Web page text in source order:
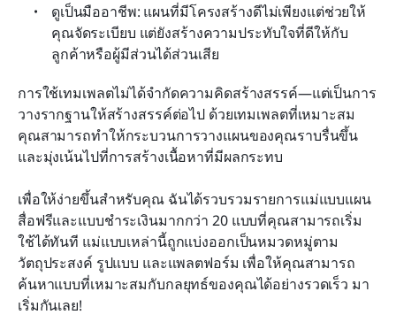
ดูเป็นมืออาชีพ: แผนที่มีโครงสร้างดีไม่เพียงแต่ช่วยให้
คุณจัดระเบียบ แต่ยังสร้างความประทับใจที่ดีให้กับ
ลูกค้าหรือผู้มีส่วนได้ส่วนเสีย
การใช้เทมเพลตไม่ได้จำกัดความคิดสร้างสรรค์—แต่เป็นการ
วางรากฐานให้สร้างสรรค์ต่อไป ด้วยเทมเพลตที่เหมาะสม
คุณสามารถทำให้กระบวนการวางแผนของคุณราบรื่นขึ้น
และมุ่งเน้นไปที่การสร้างเนื้อหาที่มีผลกระทบ
เพื่อให้ง่ายขึ้นสำหรับคุณ ฉันได้รวบรวมรายการแม่แบบแผน
สื่อฟรีและแบบชำระเงินมากกว่า 20 แบบที่คุณสามารถเริ่ม
ใช้ได้ทันที แม่แบบเหล่านี้ถูกแบ่งออกเป็นหมวดหมู่ตาม
วัตถุประสงค์ รูปแบบ และแพลตฟอร์ม เพื่อให้คุณสามารถ
ค้นหาแบบที่เหมาะสมกับกลยุทธ์ของคุณได้อย่างรวดเร็ว มา
เริ่มกันเลย!